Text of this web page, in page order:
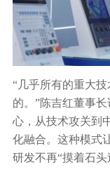
“几乎所有的重大
的。”陈吉红董事
心，从技术攻关到
化融合。这种模式
研发不再“摸着石头